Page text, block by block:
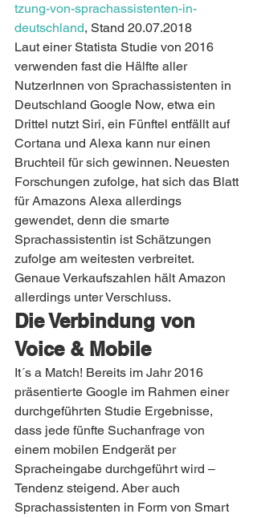
tzung-von-sprachassistenten-in-
deutschland, Stand 20.07.2018
Laut einer Statista Studie von 2016
verwenden fast die Hälfte aller
NutzerInnen von Sprachassistenten in
Deutschland Google Now, etwa ein
Drittel nutzt Siri, ein Fünftel entfällt auf
Cortana und Alexa kann nur einen
Bruchteil für sich gewinnen. Neuesten
Forschungen zufolge, hat sich das Blatt
für Amazons Alexa allerdings
gewendet, denn die smarte
Sprachassistentin ist Schätzungen
zufolge am weitesten verbreitet.
Genaue Verkaufszahlen hält Amazon
allerdings unter Verschluss.
Die Verbindung von
Voice & Mobile
It´s a Match! Bereits im Jahr 2016
präsentierte Google im Rahmen einer
durchgeführten Studie Ergebnisse,
dass jede fünfte Suchanfrage von
einem mobilen Endgerät per
Spracheingabe durchgeführt wird –
Tendenz steigend. Aber auch
Sprachassistenten in Form von Smart